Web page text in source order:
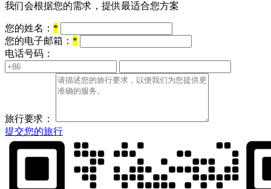
我们会根据您的需求，提供最适合您方案
您的姓名： *
您的电子邮箱： *
电话号码：
旅行要求：
提交您的旅行